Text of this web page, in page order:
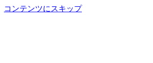
コンテンツにスキップ